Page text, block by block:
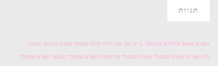
תגיות
Bake & Mor ארטיק טבעוני בייק אנד מור חלה חלת מפתח טארט טבעוני טארט
ללא אפייה טארט שוקולד טארט שוקולד ומרשמלו טארט שוקולד טבעוני טארט שוקולד